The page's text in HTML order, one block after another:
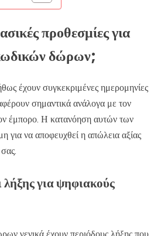
προθεσμίες για
δώρων;
έχουν συγκεκριμένες ημερομηνίες
σημαντικά ανάλογα με τον
έμπορο. Η κατανόηση αυτών των
για να αποφευχθεί η απώλεια αξίας
λήξης για ψηφιακούς
γενικά έχουν περιόδους λήξης που